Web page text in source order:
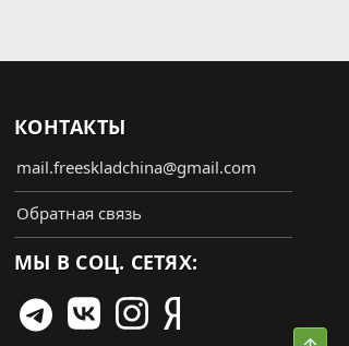
КОНТАКТЫ
mail.freeskladchina@gmail.com
Обратная связь
МЫ В СОЦ. СЕТЯХ: